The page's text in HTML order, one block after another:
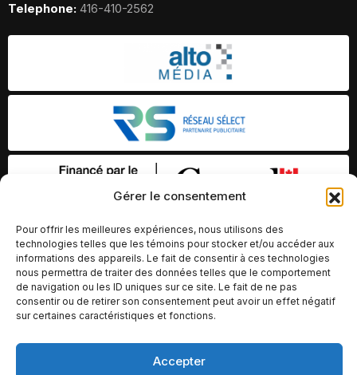
Gérer le consentement
Pour offrir les meilleures expériences, nous utilisons des
technologies telles que les témoins pour stocker et/ou accéder aux
informations des appareils. Le fait de consentir à ces technologies
nous permettra de traiter des données telles que le comportement
de navigation ou les ID uniques sur ce site. Le fait de ne pas
consentir ou de retirer son consentement peut avoir un effet négatif
sur certaines caractéristiques et fonctions.
Accepter
Telephone: 416-410-2562
© Copyright 2026 – Altomédia Inc |